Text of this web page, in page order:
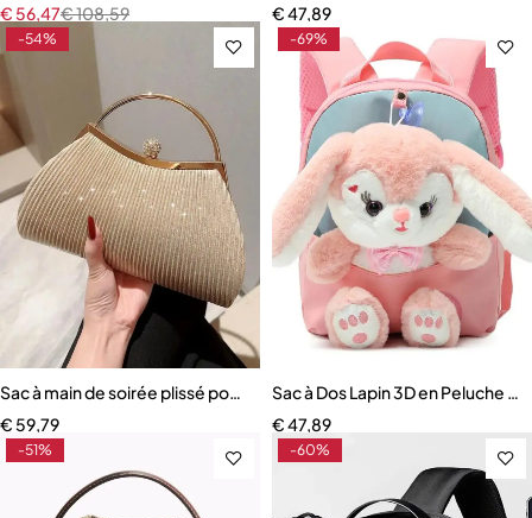
€108,59
€ 56,47
€47,89
-54%
Sac à main de soirée plissé pour femme
€ 59,79
-69%
Sac à Dos Lapin 3D en Peluche
€47,89
-51% -60%